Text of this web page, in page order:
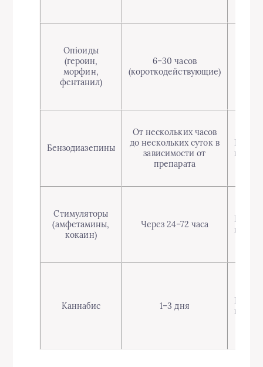
Опioиды
(героин,
морфин,
фентанил)
6–30 часов
(короткодействующие)
Бензодиазепины
От нескольких часов
до нескольких суток в
зависимости от
препарата
Стимуляторы
(амфетамины,
кокаин)
Через 24–72 часа
Каннабис 1–3 дня